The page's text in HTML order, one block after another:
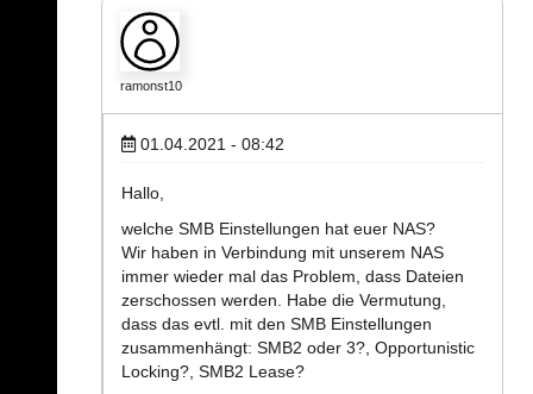
ramonst10
01.04.2021 - 08:42
Hallo,
welche SMB Einstellungen hat euer NAS?
Wir haben in Verbindung mit unserem NAS
immer wieder mal das Problem, dass Dateien
zerschossen werden. Habe die Vermutung,
dass das evtl. mit den SMB Einstellungen
zusammenhängt: SMB2 oder 3?, Opportunistic
Locking?, SMB2 Lease?